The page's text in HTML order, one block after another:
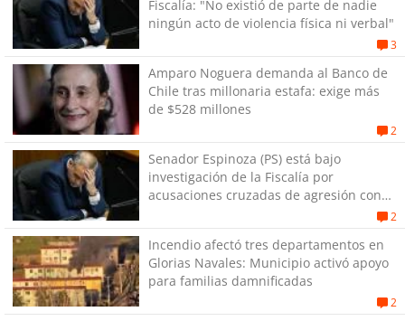
Fiscalía: "No existió de parte de nadie
ningún acto de violencia física ni verbal"
3
Amparo Noguera demanda al Banco de
Chile tras millonaria estafa: exige más
de $528 millones
2
Senador Espinoza (PS) está bajo
investigación de la Fiscalía por
acusaciones cruzadas de agresión con
2
Incendio afectó tres departamentos en
Glorias Navales: Municipio activó apoyo
para familias damnificadas
2